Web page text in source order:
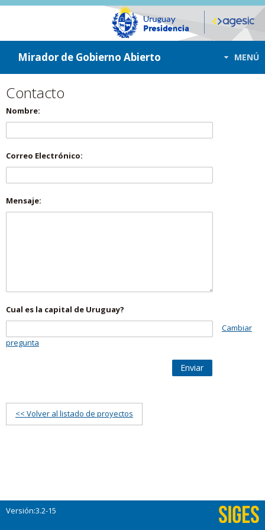
ir a contenido
ir al menú
Mirador de Gobierno Abierto MENÚ
Contacto
Nombre:
Correo Electrónico:
Mensaje:
Cual es la capital de Uruguay?
Cambiar
pregunta
Enviar
<< Volver al listado de proyectos
Versión:3.2-15